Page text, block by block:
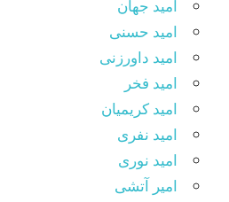
امید جهان
امید حسنی
امید داورزنی
امید فخر
امید کریمیان
امید نفری
امید نوری
امیر آتشی